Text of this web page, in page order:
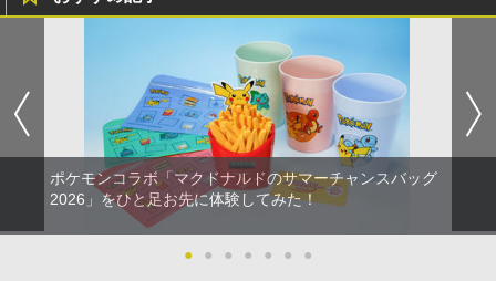
花緑青が明ける日に 豪華版 セル【Blu-r
ay】 [ 四宮義俊 ]
￥6,692
ミュージカル『刀剣乱舞』 ～静かなる夜
半の寝ざめ～【Blu-ray】 [ ミュージカル
￥7,821
ポケモンコラボ「マクドナルドのサマーチャンスバッグ
2026」をひと足お先に体験してみた！
● ● ● ● ● ● ●